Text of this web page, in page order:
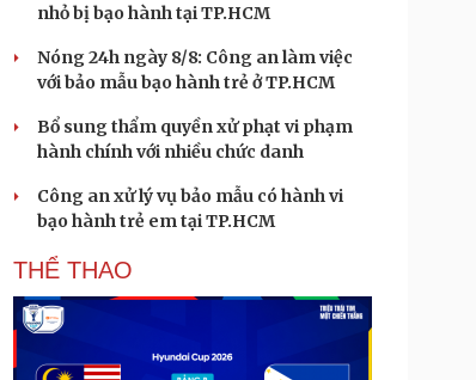
nhỏ bị bạo hành tại TP.HCM
Nóng 24h ngày 8/8: Công an làm việc
với bảo mẫu bạo hành trẻ ở TP.HCM
Bổ sung thẩm quyền xử phạt vi phạm
hành chính với nhiều chức danh
Công an xử lý vụ bảo mẫu có hành vi
bạo hành trẻ em tại TP.HCM
THỂ THAO